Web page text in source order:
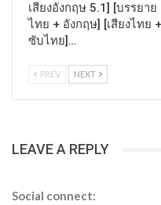
เสียงอังกฤษ 5.1] [บรรยาย
ไทย + อังกฤษ] [เสียงไทย +
ซับไทย]…
PREV NEXT
LEAVE A REPLY
Social connect: